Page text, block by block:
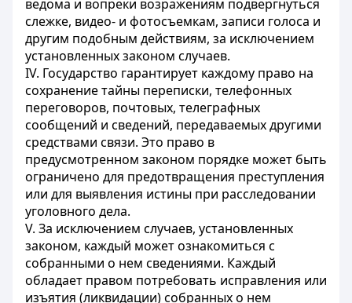
ведома и вопреки возражениям подвергнуться
слежке, видео- и фотосъемкам, записи голоса и
другим подобным действиям, за исключением
установленных законом случаев.
IV. Государство гарантирует каждому право на
сохранение тайны переписки, телефонных
переговоров, почтовых, телеграфных
сообщений и сведений, передаваемых другими
средствами связи. Это право в
предусмотренном законом порядке может быть
ограничено для предотвращения преступления
или для выявления истины при расследовании
уголовного дела.
V. За исключением случаев, установленных
законом, каждый может ознакомиться с
собранными о нем сведениями. Каждый
обладает правом потребовать исправления или
изъятия (ликвидации) собранных о нем